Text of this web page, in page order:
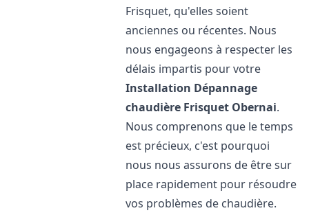
Frisquet, qu'elles soient
anciennes ou récentes. Nous
nous engageons à respecter les
délais impartis pour votre
Installation Dépannage
chaudière Frisquet Obernai.
Nous comprenons que le temps
est précieux, c'est pourquoi
nous nous assurons de être sur
place rapidement pour résoudre
vos problèmes de chaudière.